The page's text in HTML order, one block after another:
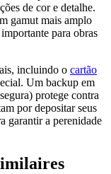
de cor e detalhe.
gamut mais amplo
para obras
incluindo o cartão
Um backup em
protege contra
por depositar seus
garantir a perenidade